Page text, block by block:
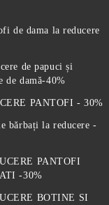
de dama la reducere
de papuci și
de damă-40%
PANTOFI - 30%
bărbați la reducere -
PANTOFI
-30%
BOTINE SI